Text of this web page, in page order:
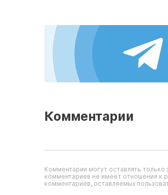
Комментарии
Комментарии могут оставлять
комментариев не имеет отношения к
комментариев, оставляемых